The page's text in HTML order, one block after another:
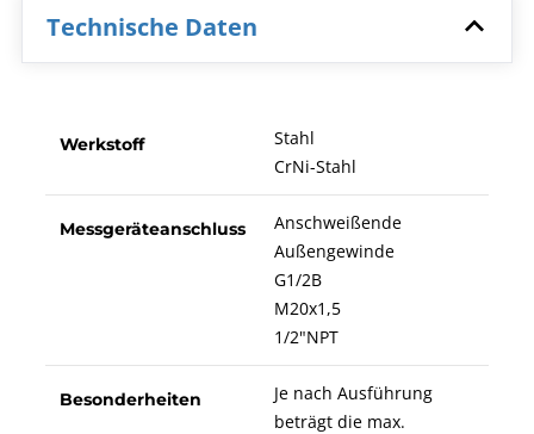
Technische Daten
Werkstoff
Stahl
CrNi-Stahl
Messgeräteanschluss
Anschweißende
Außengewinde
G1/2B
M20x1,5
1/2"NPT
Besonderheiten
Je nach Ausführung
beträgt die max.